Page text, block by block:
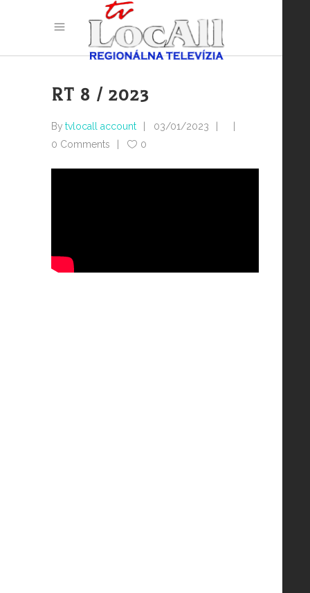
RT 8 / 2023
By tvlocall account
03/01/2023
0 Comments
0